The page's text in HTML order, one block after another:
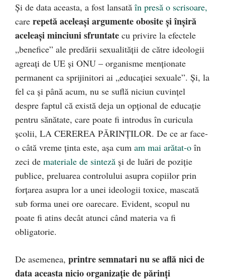
Și de data aceasta, a fost lansată în presă o scrisoare,
care repetă aceleași argumente obosite și înșiră
aceleași minciuni sfruntate cu privire la efectele
„benefice” ale predării sexualității de către ideologii
agreați de UE și ONU – organisme menționate
permanent ca sprijinitori ai „educației sexuale”. Și, la
fel ca și până acum, nu se suflă niciun cuvințel
despre faptul că există deja un opțional de educație
pentru sănătate, care poate fi introdus în curicula
școlii, LA CEREREA PĂRINȚILOR. De ce ar face-
o câtă vreme ținta este, așa cum am mai arătat-o în
zeci de materiale de sinteză și de luări de poziție
publice, preluarea controlului asupra copiilor prin
forțarea asupra lor a unei ideologii toxice, mascată
sub forma unei ore oarecare. Evident, scopul nu
poate fi atins decât atunci când materia va fi
obligatorie.
De asemenea, printre semnatari nu se află nici de
data aceasta nicio organizație de părinți